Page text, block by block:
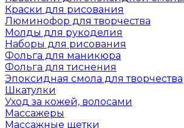
Краски для рисования
Люминофор для творчества
Молды для рукоделия
Наборы для рисования
Фольга для маникюра
Фольга для тиснения
Эпоксидная смола для творчества
Шкатулки
Уход за кожей, волосами
Массажеры
Массажные щетки